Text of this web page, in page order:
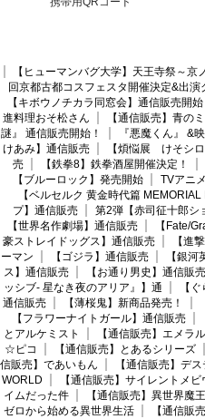
【ヒューマンバグ大学】天王寺祭～京
回京都古都コスフェスタ開催決定&出演
【キボウノチカラ同窓会】通信販売開始
進料理おそ松さん
【通信販売】青の
謎』 通信販売開始！
『悪魔くん』 &
けあみ】通信販売
【煩悩展 けそシ
売
【鉄拳8】鉄拳酒屋開催決定！
【ブルーロック】発売開始
TVアニ
【ベルセルク 黄金時代篇
プ】通信販売
第2弾【赤司征十郎シ
【世界名作劇場】通信販売
【Fate/
豪ストレイドッグス】通信販売
【進
ーマン
【ゴジラ】通信販売 【銀
ス】通信販売
【お通り男史】通信販売
ッシブ- 星なき夜のアリア』】通
【
通信販売
【薄桜鬼】新商品発売！
【フラワーナイトガール】通信販売
とアルケミスト
【通信販売】エメラ
☆ピコ
【通信販売】とあるシリーズ
信販売】であいもん
【通信販売】デ
WORLD
【通信販売】サイレントメビ
イムだった件
【通信販売】異世界魔
ゼロから始める異世界生活
【通信販